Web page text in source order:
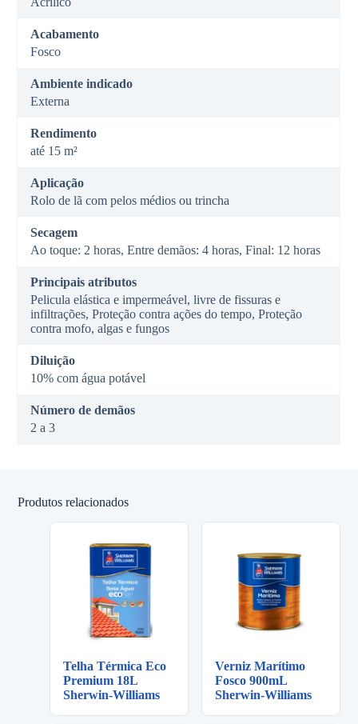
Acabamento
Fosco
Ambiente indicado
Externa
Rendimento
até 15 m²
Aplicação
Rolo de lã com pelos médios ou trincha
Secagem
Ao toque: 2 horas, Entre demãos: 4 horas, Final: 12 horas
Principais atributos
Pelicula elástica e impermeável, livre de fissuras e
infiltrações, Proteção contra ações do tempo, Proteção
contra mofo, algas e fungos
Diluição
10% com água potável
Número de demãos
2 a 3
Produtos relacionados
Telha Térmica Eco
Premium 18L
Sherwin-Williams
Verniz Marítimo
Fosco 900mL
Sherwin-Williams